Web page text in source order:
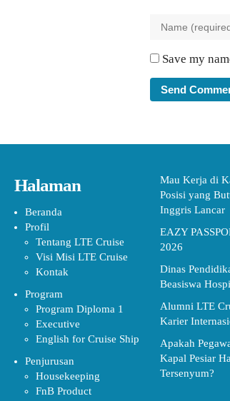
Save my
Halaman
Beranda
Profil
Tentang LTE Cruise
Visi Misi LTE Cruise
Kontak
Program
Program Diploma 1
Executive
English for Cruise Ship
Penjurusan
Housekeeping
FnB Product
Mau Kerja di
Posisi yang
Inggris Lancar
EAZY
2026
Dinas
Beasiswa
Alumni LTE
Karier
Apakah
Kapal Pesiar
Tersenyum?